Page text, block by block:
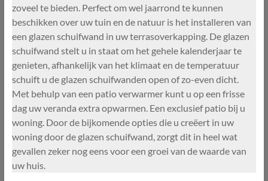
zoveel te bieden. Perfect om wel jaarrond te kunnen
beschikken over uw tuin en de natuur is het installeren van
een glazen schuifwand in uw terrasoverkapping. De glazen
schuifwand stelt u in staat om het gehele kalenderjaar te
genieten, afhankelijk van het klimaat en de temperatuur
schuift u de glazen schuifwanden open of zo-even dicht.
Met behulp van een patio verwarmer kunt u op een frisse
dag uw veranda extra opwarmen. Een exclusief patio bij u
woning. Door de bijkomende opties die u creëert in uw
woning door de glazen schuifwand, zorgt dit in heel wat
gevallen zeker nog eens voor een groei van de waarde van
uw huis.